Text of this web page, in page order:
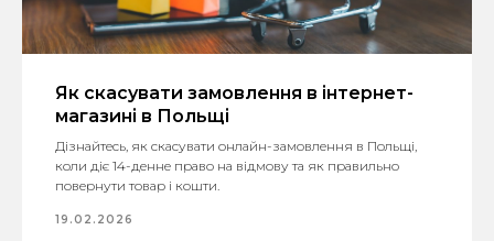
Як скасувати замовлення в інтернет-
магазині в Польщі
Дізнайтесь, як скасувати онлайн-замовлення в Польщі,
коли діє 14-денне право на відмову та як правильно
повернути товар і кошти.
19.02.2026